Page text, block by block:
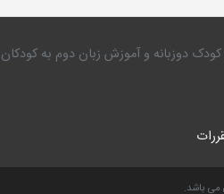
دوزبانه و آموزش زبان دوم به
می باشد.